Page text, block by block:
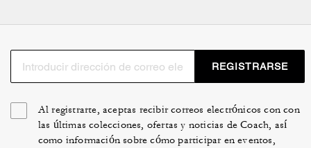
REGISTRARSE
Al registrarte, aceptas recibir correos electrónicos con con
las últimas colecciones, ofertas y noticias de Coach, así
como información sobre cómo participar en eventos,